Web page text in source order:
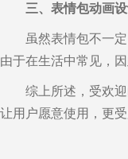
三、表情包动画
虽然表情包不一
由于在生活中常见，
综上所述，受欢
让用户愿意使用，更受